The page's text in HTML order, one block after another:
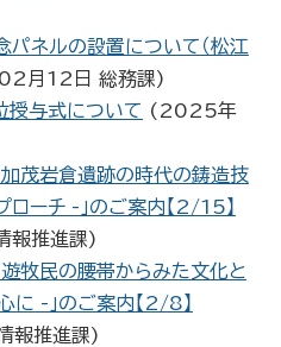
パネルの設置について（松江
月12日 総務課)
授与式について ( 2025年
茂岩倉遺跡の時代の鋳造技
ーチ -」のご案内【2/15】
報推進課)
牧民の腰帯からみた文化と
-」のご案内【2/8】
報推進課)